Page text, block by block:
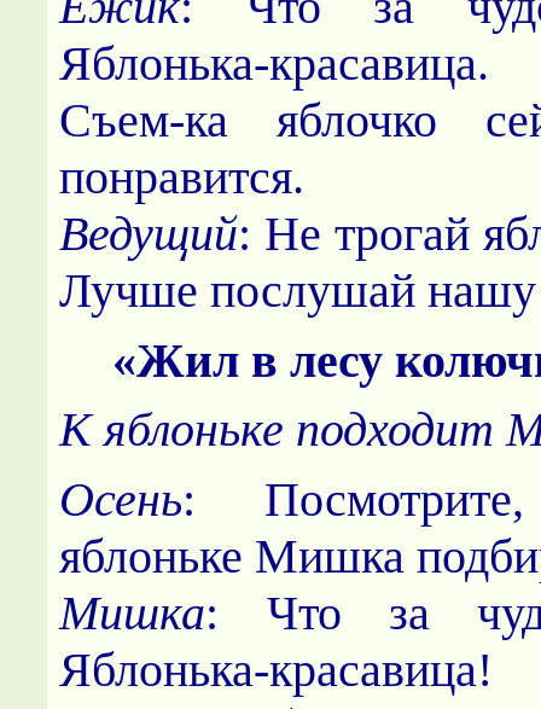
Яблонька-красавица.
Съем-ка яблочко
понравится.
Ведущий: Не трогай
Лучше послушай нашу
«Жил в лесу
К яблоньке подходит
Осень:
яблоньке Мишка
Мишка: Что за
Яблонька-красавица!